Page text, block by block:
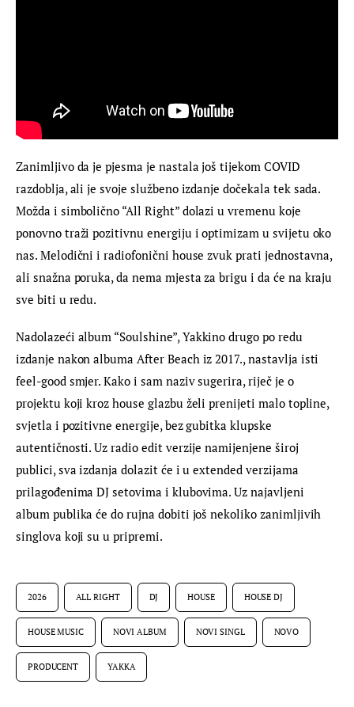
Zanimljivo da je pjesma je nastala još tijekom COVID
razdoblja, ali je svoje službeno izdanje dočekala tek sada.
Možda i simbolično “All Right” dolazi u vremenu koje
ponovno traži pozitivnu energiju i optimizam u svijetu oko
nas. Melodični i radiofonični house zvuk prati jednostavna,
ali snažna poruka, da nema mjesta za brigu i da će na kraju
sve biti u redu.
Nadolazeći album “Soulshine”, Yakkino drugo po redu
izdanje nakon albuma After Beach iz 2017., nastavlja isti
feel-good smjer. Kako i sam naziv sugerira, riječ je o
projektu koji kroz house glazbu želi prenijeti malo topline,
svjetla i pozitivne energije, bez gubitka klupske
autentičnosti. Uz radio edit verzije namijenjene široj
publici, sva izdanja dolazit će i u extended verzijama
prilagođenima DJ setovima i klubovima. Uz najavljeni
album publika će do rujna dobiti još nekoliko zanimljivih
singlova koji su u pripremi.
2026 ALL RIGHT DJ HOUSE HOUSE DJ
HOUSE MUSIC NOVI ALBUM NOVI SINGL NOVO
PRODUCENT YAKKA